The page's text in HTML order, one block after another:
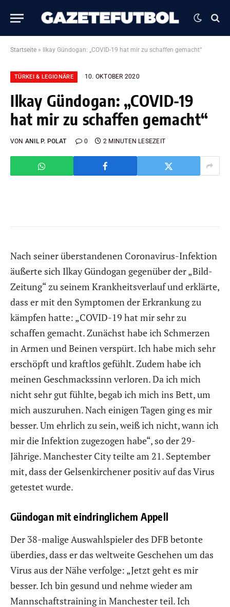
Startseite » Ilkay Gündogan: „COVID-19 hat mir zu schaffen gemacht“
TÜRKEI & LEGIONÄRE 10. OKTOBER 2020
Ilkay Gündogan: „COVID-19
hat mir zu schaffen gemacht“
VON ANIL P. POLAT 0 2 MINUTEN LESEZEIT
Nach seiner überstandenen Coronavirus-Infektion
äußerte sich Ilkay Gündogan gegenüber der „Bild-
Zeitung“ zu seinem Krankheitsverlauf und erklärte,
dass er mit den Symptomen der Erkrankung zu
kämpfen hatte: „COVID-19 hat mir sehr zu
schaffen gemacht. Zunächst habe ich Schmerzen
in Armen und Beinen verspürt. Ich habe mich sehr
erschöpft und kraftlos gefühlt. Zudem habe ich
meinen Geschmackssinn verloren. Da ich mich
nicht sehr gut fühlte, begab ich mich ins Bett, um
mich auszuruhen. Nach einigen Tagen ging es mir
besser. Um ehrlich zu sein, weiß ich nicht, wann ich
mir die Infektion zugezogen habe“, so der 29-
Jährige. Manchester City teilte am 21. September
mit, dass der Gelsenkirchener positiv auf das Virus
getestet wurde.
Gündogan mit eindringlichem Appell
Der 38-malige Auswahlspieler des DFB betonte
überdies, dass er das weltweite Geschehen um das
Virus aus der Nähe verfolge: „Jetzt geht es mir
besser. Ich bin gesund und nehme wieder am
Mannschaftstraining in Manchester teil. Ich